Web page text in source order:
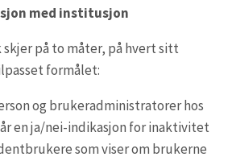
med institusjon
på to måter, på hvert sitt
formålet:
og brukeradministratorer hos
en ja/nei-indikasjon for inaktivitet
som viser om brukerne